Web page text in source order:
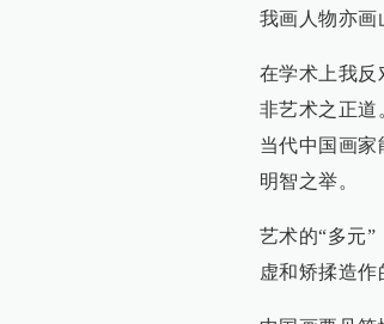
我画人物亦画
在学术上我反
非艺术之正道
当代中国画
明智之举。
艺术的“多元
虚和矫揉造作